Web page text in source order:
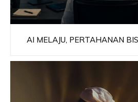
AI MELAJU, PERTAHANAN